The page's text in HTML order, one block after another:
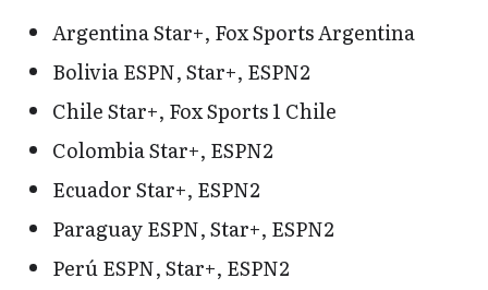
Argentina Star+, Fox Sports Argentina
Bolivia ESPN, Star+, ESPN2
Chile Star+, Fox Sports 1 Chile
Colombia Star+, ESPN2
Ecuador Star+, ESPN2
Paraguay ESPN, Star+, ESPN2
Perú ESPN, Star+, ESPN2